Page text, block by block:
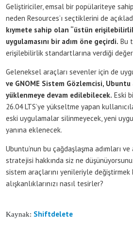
Geliştiriciler, emsal bir popülariteye
neden Resources’ı seçtiklerini de
kıymete sahip olan “üstün
uygulamasını bir adım öne geçirdi. Bu
erişilebilirlik standartlarına verdiği
Geleneksel araçları sevenler için de
ve GNOME Sistem Gözlemcisi,
yüklenmeye devam edilebilecek. Eski
26.04 LTS’ye yükseltme yapan
eski uygulamalar silinmeyecek, yeni
yanına eklenecek.
Ubuntu’nun bu çağdaşlaşma adımları
stratejisi hakkında siz ne
sistem araçlarını yenileriyle değiştirmek
alışkanlıklarınızı nasıl tesirler?
Kaynak: Shiftdelete